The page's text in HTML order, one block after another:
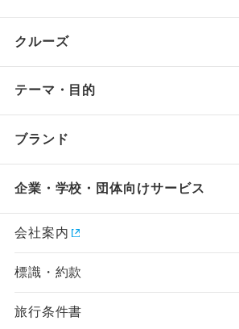
クルーズ
テーマ・目的
ブランド
企業・学校・団体向けサービス
会社案内
標識・約款
旅行条件書